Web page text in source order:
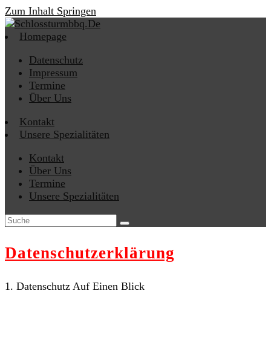
Zum Inhalt Springen
Homepage
Datenschutz
Impressum
Termine
Über Uns
Kontakt
Unsere Spezialitäten
Kontakt
Über Uns
Termine
Unsere Spezialitäten
Datenschutz­erklärung
1. Datenschutz Auf Einen Blick